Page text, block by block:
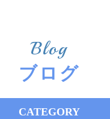
Blog
ブログ
CATEGORY